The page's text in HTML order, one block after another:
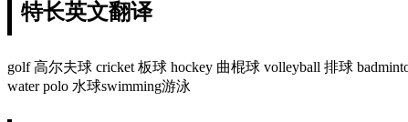
特长英文翻译
golf 高尔夫球 cricket 板球 hockey 曲棍球 volleyball 排球
water polo 水球swimming游泳